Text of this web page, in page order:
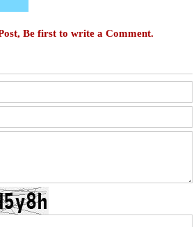
Be first to write a Comment.